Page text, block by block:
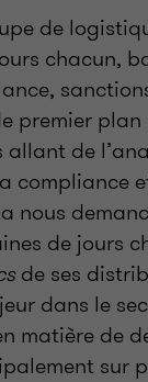
de
chacun,
premier
allant de
compliance
nous
de jours
de ses
dans le
matière de
sur